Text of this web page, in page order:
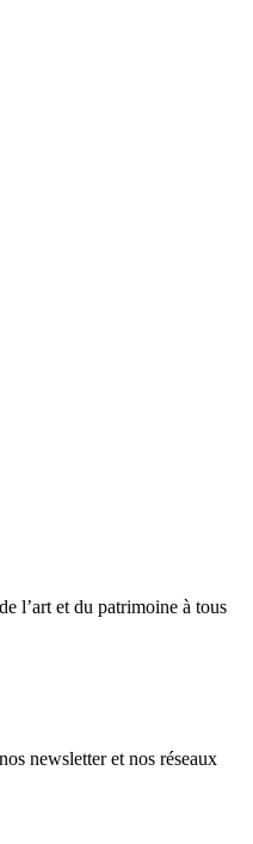
l’art et du patrimoine à tous
newsletter et nos réseaux